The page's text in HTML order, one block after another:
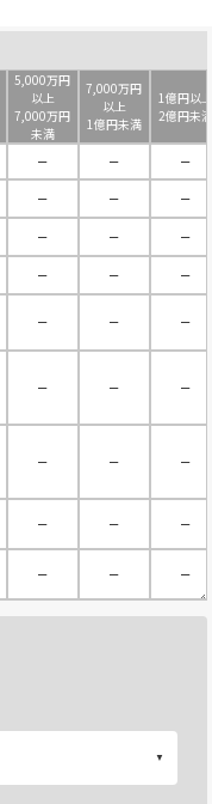
5,000万円
以上
7,000万円
未満
7,000万円
以上
1億円未満
1億円以上
2億円未満
－ －
－
－ －
－
－ －
－
－ －
－
－ － －
－ － －
－ － －
－ － －
－ － －